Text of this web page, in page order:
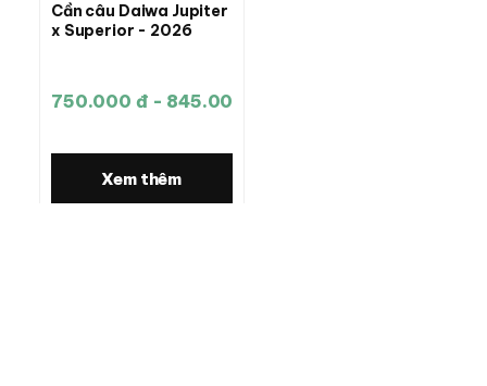
Cần câu Daiwa Jupiter
x Superior - 2026
750.000 đ - 845.000 đ
Xem thêm